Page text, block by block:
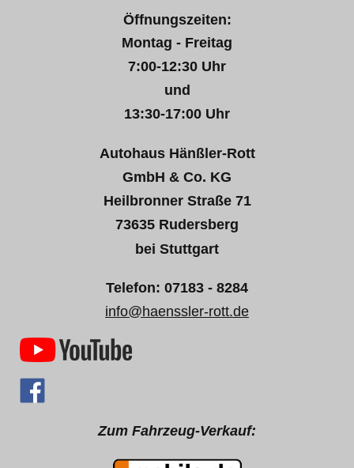
Öffnungszeiten:
Montag - Freitag
7:00-12:30 Uhr
und
13:30-17:00 Uhr
Autohaus Hänßler-Rott
GmbH & Co. KG
Heilbronner Straße 71
73635 Rudersberg
bei Stuttgart
Telefon: 07183 - 8284
info@haenssler-rott.de
Zum Fahrzeug-Verkauf: